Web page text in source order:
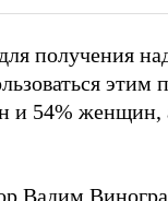
получения
этим
и 54%
Вадим